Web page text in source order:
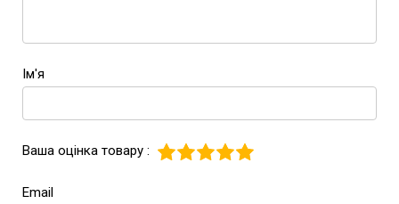
Ім'я
Ваша оцінка товару :
Email